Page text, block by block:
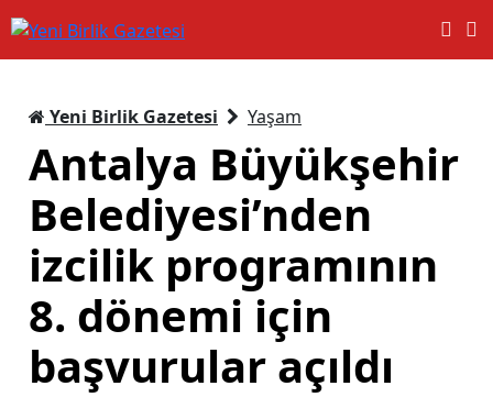
Yeni Birlik Gazetesi Yaşam
Antalya Büyükşehir
Belediyesi’nden
izcilik programının
8. dönemi için
başvurular açıldı